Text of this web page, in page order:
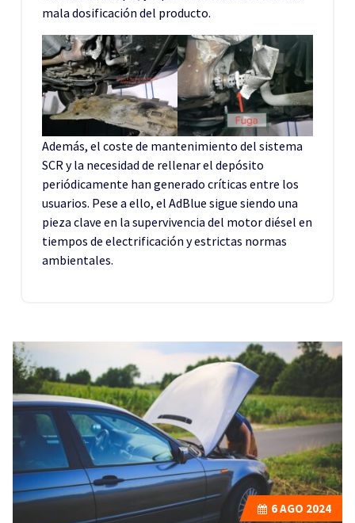
mala dosificación del producto.
Además, el coste de mantenimiento del sistema
SCR y la necesidad de rellenar el depósito
periódicamente han generado críticas entre los
usuarios. Pese a ello, el AdBlue sigue siendo una
pieza clave en la supervivencia del motor diésel en
tiempos de electrificación y estrictas normas
ambientales.
6AGO 2024